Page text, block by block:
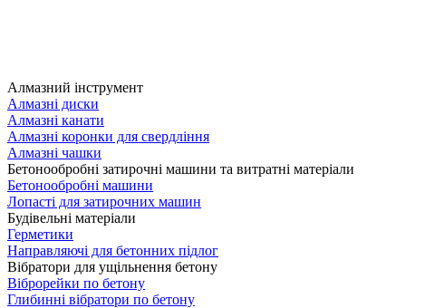
Алмазний інструмент
Алмазні диски
Алмазні канати
Алмазні коронки для свердління
Алмазні чашки
Бетонообробні затирочні машини та витратні матеріали
Бетонообробні машини
Лопасті для затирочних машин
Будівельні матеріали
Герметики
Направляючі для бетонних підлог
Вібратори для ущільнення бетону
Віброрейки по бетону
Глибинні вібратори по бетону